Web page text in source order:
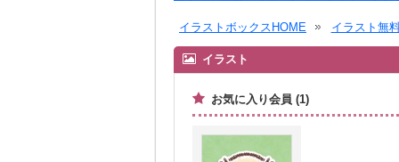
イラストボックスHOME イラスト無
イラスト
お気に入り会員 (1)